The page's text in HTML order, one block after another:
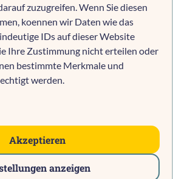
zuzugreifen. Wenn Sie diesen
koennen wir Daten wie das
IDs auf dieser Website
Ihre Zustimmung nicht erteilen oder
bestimmte Merkmale und
werden.
Akzeptieren
anzeigen
Heinsberg
Heinsberg